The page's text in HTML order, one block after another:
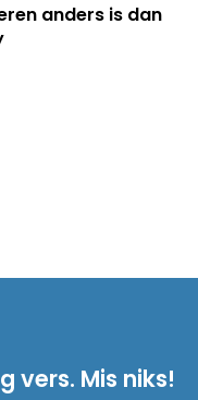
anders is dan
vers. Mis niks!